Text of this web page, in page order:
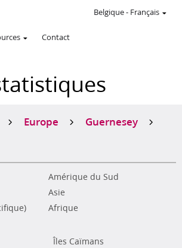
Contact
Belgique- Français
Europe Guernesey
Amérique du Sud
Asie
Afrique
Îles Caïmans